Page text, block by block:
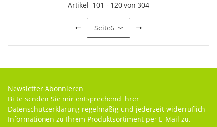
Artikel 101 - 120 von 304
Seite6
Newsletter Abonnieren
Bitte senden Sie mir entsprechend Ihrer
Datenschutzerklärung regelmäßig und jederzeit widerruflich
Informationen zu Ihrem Produktsortiment per E-Mail zu.